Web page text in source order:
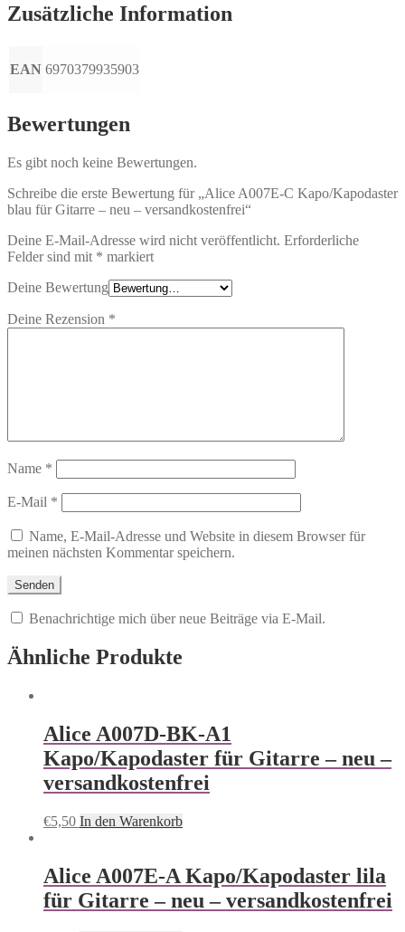
Zusätzliche Information
EAN 6970379935903
Bewertungen
Es gibt noch keine Bewertungen.
Schreibe die erste Bewertung für „Alice A007E-C Kapo/Kapodaster
blau für Gitarre – neu – versandkostenfrei“
Deine E-Mail-Adresse wird nicht veröffentlicht. Erforderliche
Felder sind mit * markiert
Deine Bewertung
Deine Rezension *
Name *
E-Mail *
Name, E-Mail-Adresse und Website in diesem Browser für
meinen nächsten Kommentar speichern.
Benachrichtige mich über neue Beiträge via E-Mail.
Ähnliche Produkte
Alice A007D-BK-A1
Kapo/Kapodaster für Gitarre – neu –
versandkostenfrei
€5,50 In den Warenkorb
Alice A007E-A Kapo/Kapodaster lila
für Gitarre – neu – versandkostenfrei